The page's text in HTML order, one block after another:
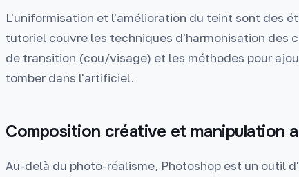
L'uniformisation et l'amélioration du teint sont des
tutoriel couvre les techniques d'harmonisation des
de transition (cou/visage) et les méthodes pour
tomber dans l'artificiel.
Composition créative et manipulation
Au-delà du photo-réalisme, Photoshop est un outil